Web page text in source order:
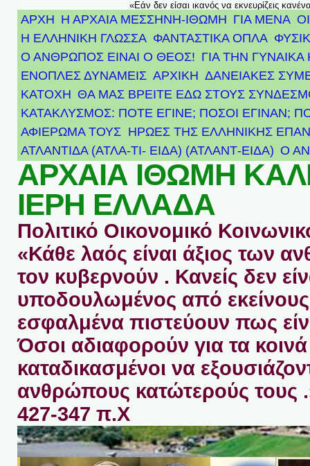
«Εάν δεν είσαι ικανός να εκνευρίζεις
ΑΡΧΗ Η ΑΡΧΑΙΑ ΜΕΣΣΗΝΗ-ΙΘΩΜΗ ΓΙΑ ΜΕΝΑ
Η ΕΛΛΗΝΙΚΗ ΓΛΩΣΣΑ ΦΑΝΤΑΣΤΙΚΑ ΟΠΛΑ
Ο ΑΝΘΡΩΠΟΣ ΕΙΝΑΙ Ο ΘΕΟΣ! ΓΙΑ ΤΗΝ ΓΥΝΑΙΚΑ
ΕΝΟΠΛΕΣ ΔΥΝΑΜΕΙΣ ΑΡΧΙΚΉ ΔΑΝΕΙΑΚΕΣ
ΚΑΤΟΧΗ ΘΑ ΜΑΣ ΒΡΕΙΤΕ ΕΔΩ ΣΤΟΥΣ
ΚΑΤΑΚΛΥΣΜΟΣ: ΠΟΤΕ ΕΓΙΝΕ; ΠΟΣΟΙ ΕΓΙΝΑΝ;
ΑΦΙΈΡΩΜΑ ΤΟΥΣ ΉΡΩΕΣ ΤΗΣ ΕΛΛΗΝΙΚΉΣ
ΑΤΛΑΝΤΊΔΑ (ΑΤΛΑ-ΤΙ- ΕΙΔΑ) (ΑΤΛΑΝΤ-ΕΙΔΑ) Ο
ΑΡΧΑΙΑ ΙΘΩΜΗ
ΙΕΡΗ ΕΛΛΑΔΑ
Πολιτικό Οικονομικό
«Κάθε λαός είναι άξιος των
τον κυβερνούν . Κανείς δεν
υποδουλωμένος από
εσφαλμένα πιστεύουν πως
Όσοι αδιαφορούν για τα κοινά
καταδικασμένοι να
ανθρώπους κατώτερούς τους
427-347 π.Χ